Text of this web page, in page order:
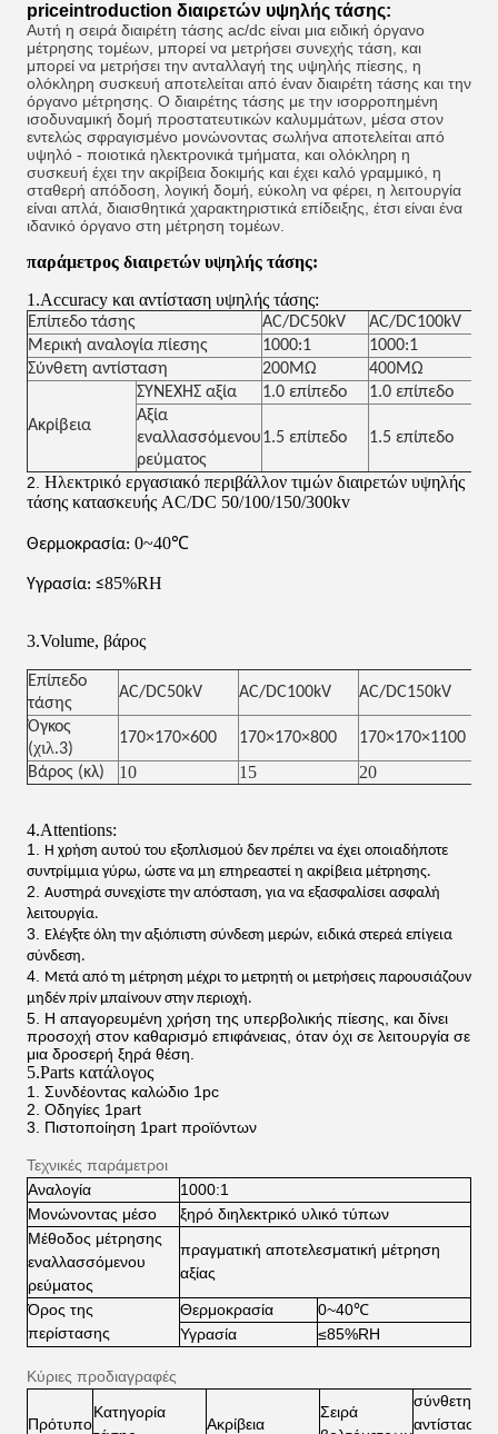
priceintroduction διαιρετών υψηλής τάσης:
Αυτή η σειρά διαιρέτη τάσης ac/dc είναι μια ειδική όργανο
μέτρησης τομέων, μπορεί να μετρήσει συνεχής τάση, και
μπορεί να μετρήσει την ανταλλαγή της υψηλής πίεσης, η
ολόκληρη συσκευή αποτελείται από έναν διαιρέτη τάσης και την
όργανο μέτρησης. Ο διαιρέτης τάσης με την ισορροπημένη
ισοδυναμική δομή προστατευτικών καλυμμάτων, μέσα στον
εντελώς σφραγισμένο μονώνοντας σωλήνα αποτελείται από
υψηλό - ποιοτικά ηλεκτρονικά τμήματα, και ολόκληρη η
συσκευή έχει την ακρίβεια δοκιμής και έχει καλό γραμμικό, η
σταθερή απόδοση, λογική δομή, εύκολη να φέρει, η λειτουργία
είναι απλά, διαισθητικά χαρακτηριστικά επίδειξης, έτσι είναι ένα
ιδανικό όργανο στη μέτρηση τομέων.
παράμετρος διαιρετών υψηλής τάσης:
1.Accuracy και αντίσταση υψηλής τάσης:
Επίπεδο τάσης AC/DC50kV
AC/DC100kV
Μερική αναλογία πίεσης
1000:1
1000:1
Σύνθετη αντίσταση
200MΩ 400MΩ
Ακρίβεια
ΣΥΝΕΧΗΣ αξία 1.0 επίπεδο
1.0 επίπεδο
Αξία
εναλλασσόμενου
ρεύματος
1.5 επίπεδο 1.5 επίπεδο
2. Ηλεκτρικό εργασιακό περιβάλλον τιμών διαιρετών υψηλής
τάσης κατασκευής AC/DC 50/100/150/300kv
Θερμοκρασία: 0~40℃
Υγρασία: ≤85%RH
3.Volume, βάρος
Επίπεδο
τάσης
AC/DC50kV AC/DC100kV AC/DC150kV
Όγκος
(χιλ.3)
170×170×600 170×170×800 170×170×1100
Βάρος (κλ)
10 15 20
4.Attentions:
1. Η χρήση αυτού του εξοπλισμού δεν πρέπει να έχει οποιαδήποτε
συντρίμμια γύρω, ώστε να μη επηρεαστεί η ακρίβεια μέτρησης.
2. Αυστηρά συνεχίστε την απόσταση, για να εξασφαλίσει ασφαλή
λειτουργία.
3. Ελέγξτε όλη την αξιόπιστη σύνδεση μερών, ειδικά στερεά επίγεια
σύνδεση.
4. Μετά από τη μέτρηση μέχρι το μετρητή οι μετρήσεις παρουσιάζουν
μηδέν πρίν μπαίνουν στην περιοχή.
5. Η απαγορευμένη χρήση της υπερβολικής πίεσης, και δίνει
προσοχή στον καθαρισμό επιφάνειας, όταν όχι σε λειτουργία σε
μια δροσερή ξηρά θέση.
5.Parts κατάλογος
1. Συνδέοντας καλώδιο 1pc
2. Οδηγίες 1part
3. Πιστοποίηση 1part προϊόντων
Τεχνικές παράμετροι
Αναλογία
1000:1
Μονώνοντας μέσο
ξηρό διηλεκτρικό υλικό τύπων
Μέθοδος μέτρησης
εναλλασσόμενου
ρεύματος
πραγματική αποτελεσματική μέτρηση
αξίας
Όρος της
περίστασης
Θερμοκρασία
0~40℃
Υγρασία
≤85%RH
Κύριες προδιαγραφές
Πρότυπο
Κατηγορία
Ακρίβεια
Σειρά
σύνθετη
αντίσταση